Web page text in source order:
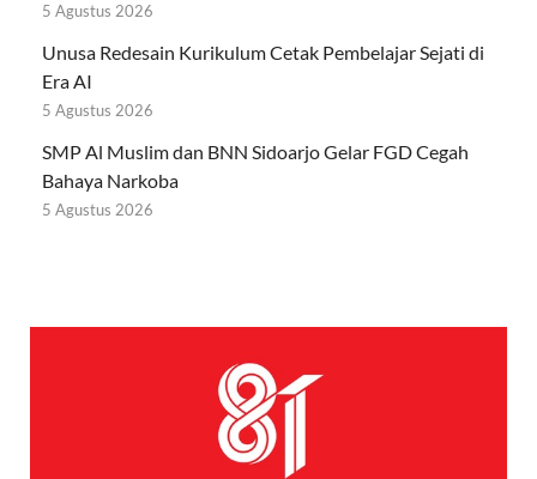
5 Agustus 2026
Unusa Redesain Kurikulum Cetak Pembelajar Sejati di
Era AI
5 Agustus 2026
SMP Al Muslim dan BNN Sidoarjo Gelar FGD Cegah
Bahaya Narkoba
5 Agustus 2026